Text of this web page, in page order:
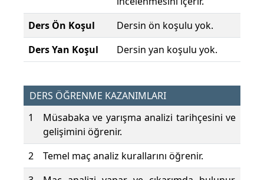
Ders Ön Koşul
Dersin ön koşulu yok.
Ders Yan Koşul
Dersin yan koşulu yok.
DERS ÖĞRENME KAZANIMLARI
1
Müsabaka ve yarışma analizi tarihçesini ve
gelişimini öğrenir.
2
Temel maç analiz kurallarını öğrenir.